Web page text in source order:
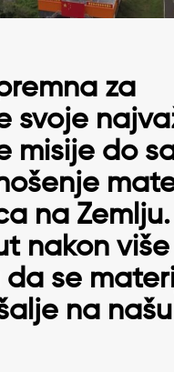
za
svoje
misije do
na
nakon više
se
na našu